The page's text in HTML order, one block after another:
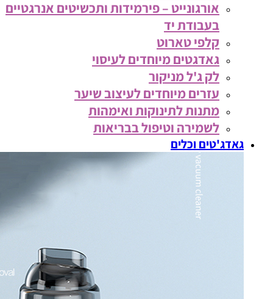
אורגונייט – פירמידות ותכשיטים אנרגטיים
בעבודת יד
קלפי טארוט
גאדגטים מיוחדים לעיסוי
לק ג'ל מניקור
עזרים מיוחדים לעיצוב שיער
מתנות לתינוקות ואימהות
לשמירה וטיפול בבריאות
גאדג'טים וכלים